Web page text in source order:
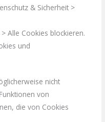
& Sicherheit >
Alle Cookies blockieren.
und
nicht
von
die von Cookies